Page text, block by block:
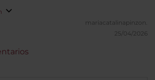
mariacatalinapinzon.
25/04/2026